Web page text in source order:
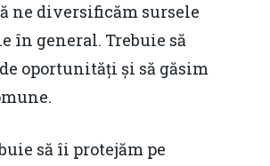
ne diversificăm sursele
în general. Trebuie să
oportunități și să găsim
să îi protejăm pe